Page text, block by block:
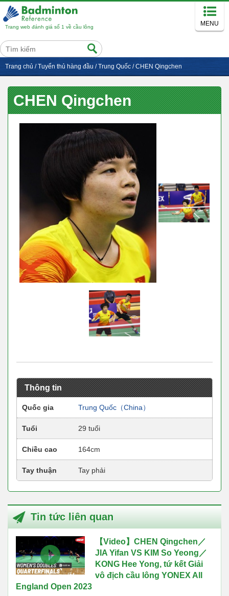
Trang web đánh giá số 1 về cầu lông MENU
Trang chủ /Tuyển thủ hàng đầu /Trung Quốc /CHEN Qingchen
CHEN Qingchen
Thông tin
Quốc gia Trung Quốc（China）
Tuổi 29 tuổi
Chiều cao 164cm
Tay thuận Tay phải
Tin tức liên quan
【Video】CHEN Qingchen／
JIA Yifan VS KIM So Yeong／
KONG Hee Yong, tứ kết Giải
vô địch cầu lông YONEX All
England Open 2023